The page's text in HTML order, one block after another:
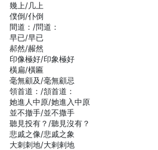
幾上/几上
僕倒/仆倒
間道：/問道：
早已/早已
郝然/赧然
印像極好/印象極好
橫扁/橫匾
毫無顧及/毫無顧忌
領首道：/頷首道：
她進人中原/她進入中原
並不撤手/並不撒手
聽見投有？/聽見沒有？
悲戚之像/悲戚之象
大刺刺地/大剌剌地